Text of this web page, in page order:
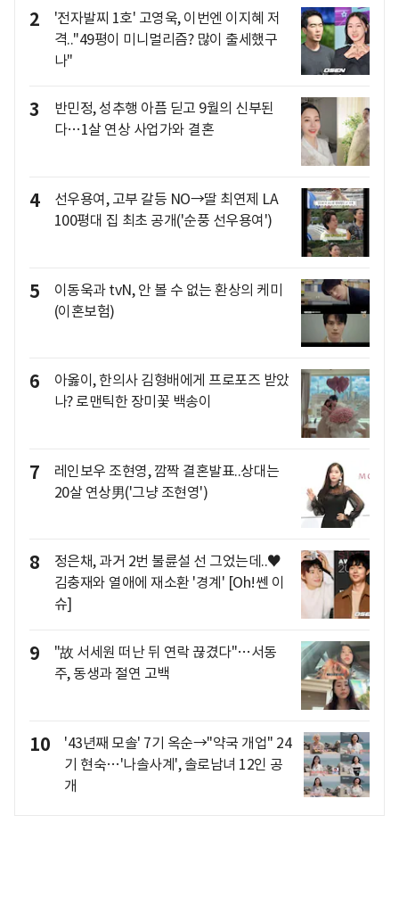
2
'전자발찌 1호' 고영욱, 이번엔 이지혜 저
격.."49평이 미니멀리즘? 많이 출세했구
나"
3
반민정, 성추행 아픔 딛고 9월의 신부된
다…1살 연상 사업가와 결혼
4
선우용여, 고부 갈등 NO→딸 최연제 LA
100평대 집 최초 공개('순풍 선우용여')
5
이동욱과 tvN, 안 볼 수 없는 환상의 케미
(이혼보험)
6
아옳이, 한의사 김형배에게 프로포즈 받았
나? 로맨틱한 장미꽃 백송이
7
레인보우 조현영, 깜짝 결혼발표..상대는
20살 연상男('그냥 조현영')
8
정은채, 과거 2번 불륜설 선 그었는데..♥
김충재와 열애에 재소환 '경계' [Oh!쎈 이
슈]
9
"故 서세원 떠난 뒤 연락 끊겼다"…서동
주, 동생과 절연 고백
10
'43년째 모솔' 7기 옥순→"약국 개업" 24
기 현숙…'나솔사계', 솔로남녀 12인 공
개